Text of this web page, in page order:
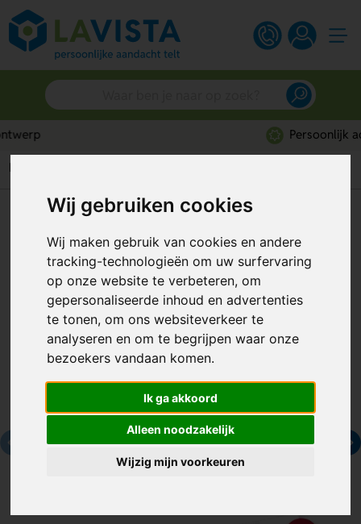
Wij gebruiken cookies
Wij maken gebruik van cookies en andere
tracking-technologieën om uw surfervaring
op onze website te verbeteren, om
gepersonaliseerde inhoud en advertenties
te tonen, om ons websiteverkeer te
analyseren en om te begrijpen waar onze
bezoekers vandaan komen.
Ik ga akkoord
Alleen noodzakelijk
Wijzig mijn voorkeuren
Home
Slinger in eigen vorm
Artikelnummer: 339564